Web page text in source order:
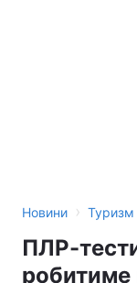
Новини › Туризм
ПЛР-
робитиме